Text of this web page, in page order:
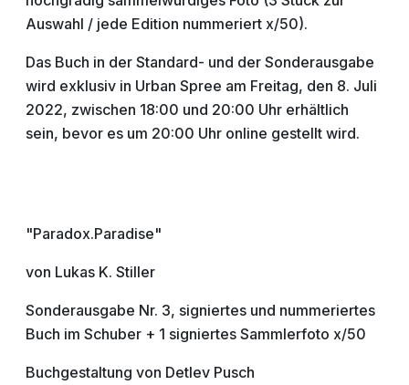
Auswahl / jede Edition nummeriert x/50).
Das Buch in der Standard- und der Sonderausgabe
wird exklusiv in Urban Spree am Freitag, den 8. Juli
2022, zwischen 18:00 und 20:00 Uhr erhältlich
sein, bevor es um 20:00 Uhr online gestellt wird.
"Paradox.Paradise"
von Lukas K. Stiller
Sonderausgabe Nr. 3, signiertes und nummeriertes
Buch im Schuber + 1 signiertes Sammlerfoto x/50
Buchgestaltung von Detlev Pusch